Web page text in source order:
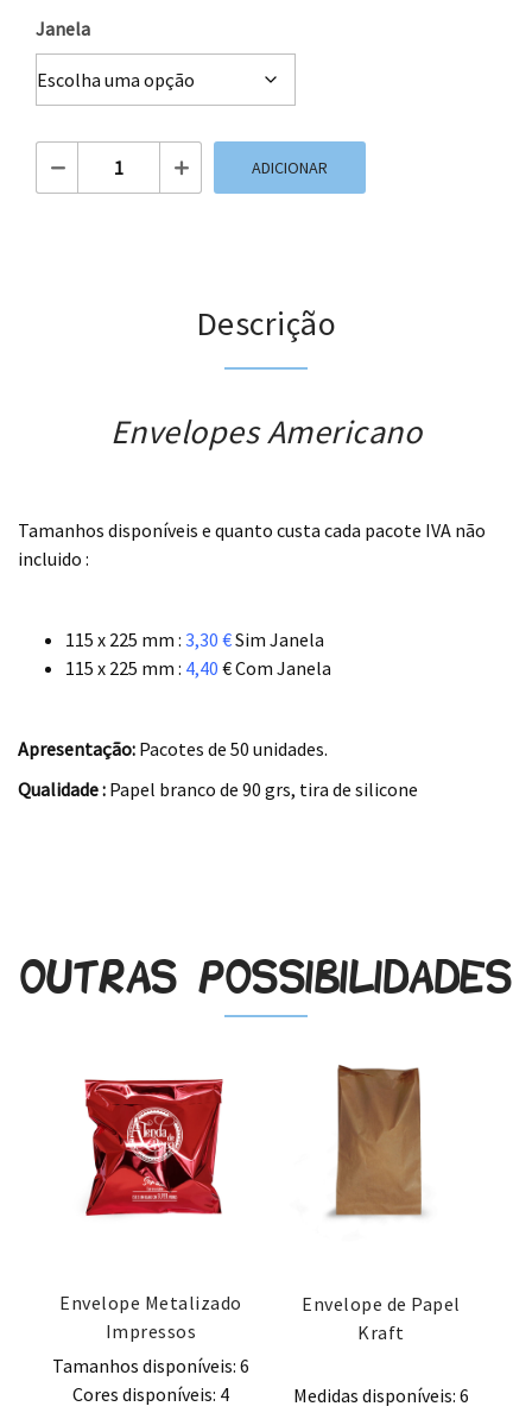
Janela
ADICIONAR
Descrição
Envelopes Americano
Tamanhos disponíveis e quanto custa cada pacote IVA não
incluido :
115 x 225 mm : 3,30 €Sim Janela
115 x 225 mm : 4,40 € Com Janela
Apresentação: Pacotes de 50 unidades.
Qualidade : Papel branco de 90 grs, tira de silicone
Outras possibilidades
Envelope Metalizado
Impressos
Tamanhos disponíveis: 6
Cores disponíveis: 4
Envelope de Papel
Kraft
Medidas disponíveis: 6